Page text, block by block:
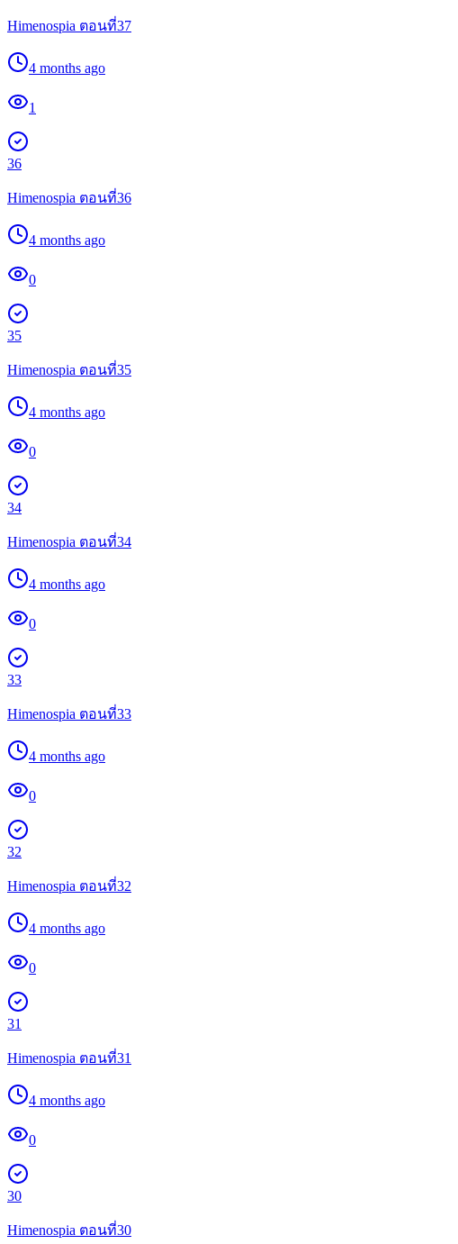
Himenospia ตอนที่37
4 months ago
1
36
Himenospia ตอนที่36
4 months ago
0
35
Himenospia ตอนที่35
4 months ago
0
34
Himenospia ตอนที่34
4 months ago
0
33
Himenospia ตอนที่33
4 months ago
0
32
Himenospia ตอนที่32
4 months ago
0
31
Himenospia ตอนที่31
4 months ago
0
30
Himenospia ตอนที่30